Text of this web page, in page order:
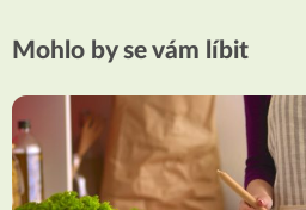
Mohlo by se vám líbit